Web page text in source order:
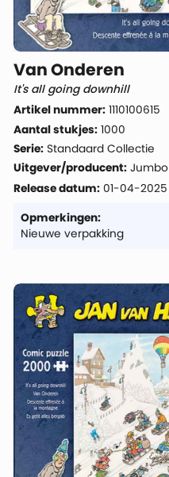
Van Onderen
It's all going downhill
Artikel nummer: 1110100615
Aantal stukjes: 1000
Serie: Standaard Collectie
Uitgever/producent: Jumbo
Release datum: 01-04-2025
Opmerkingen:
Nieuwe verpakking